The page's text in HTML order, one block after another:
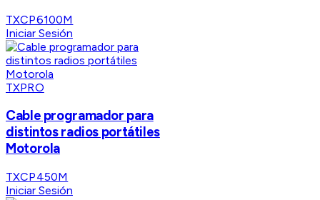
TXCP6100M
Iniciar Sesión
TXPRO
Cable programador para
distintos radios portátiles
Motorola
TXCP450M
Iniciar Sesión